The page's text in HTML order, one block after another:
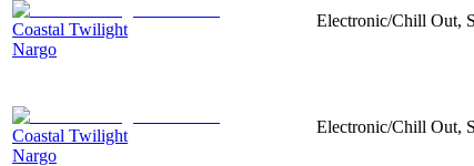
Coastal Twilight
Nargo
Electronic/Chill Out,
Coastal Twilight
Nargo
Electronic/Chill Out,